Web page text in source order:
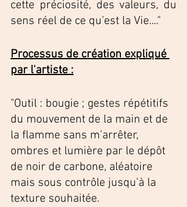
cette préciosité, des valeurs, du
sens réel de ce qu’est la Vie...."
Processus de création expliqué
par l'artiste :
"Outil : bougie ; gestes répétitifs
du mouvement de la main et de
la flamme sans m’arrêter,
ombres et lumière par le dépôt
de noir de carbone, aléatoire
mais sous contrôle jusqu’à la
texture souhaitée.